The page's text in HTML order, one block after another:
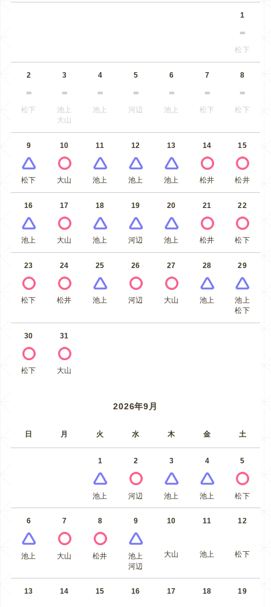
1
松下
2
松下
3
池上
大山
4
池上
5
河辺
6
池上
7
松下
8
松下
9
松下
10
大山
11
池上
12
池上
13
池上
14
松井
15
松井
16
池上
17
大山
18
池上
19
河辺
20
池上
21
松井
22
松下
23
松下
24
松井
25
池上
26
河辺
27
大山
28
池上
29
池上
松下
30
松下
31
大山
2026年9月
日 月 火 水 木 金 土
1
池上
2
河辺
3
池上
4
池上
5
松下
6
池上
7
大山
8
松井
9
池上
河辺
10
大山
11
池上
12
松下
13 14 15 16 17 18 19